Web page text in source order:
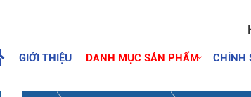
GIỚI THIỆU DANH MỤC SẢN PHẨM CHÍNH